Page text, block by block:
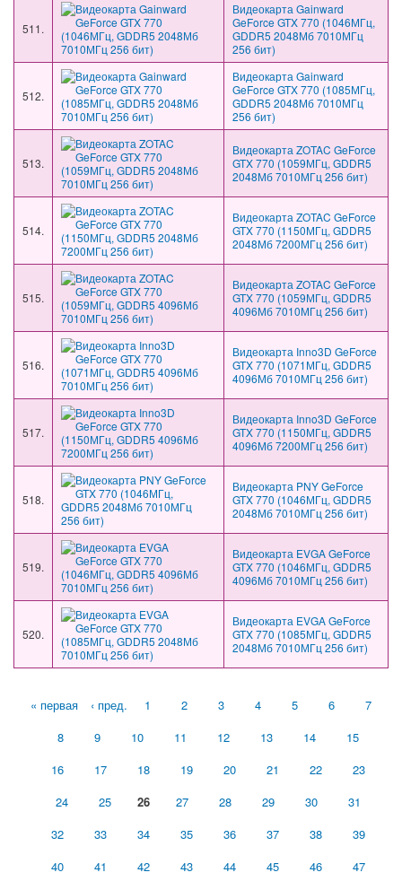
511.
Видеокарта Gainward
GeForce GTX 770 (1046МГц,
GDDR5 2048Мб 7010МГц
256 бит)
512.
Видеокарта Gainward
GeForce GTX 770 (1085МГц,
GDDR5 2048Мб 7010МГц
256 бит)
513.
Видеокарта ZOTAC GeForce
GTX 770 (1059МГц, GDDR5
2048Мб 7010МГц 256 бит)
514.
Видеокарта ZOTAC GeForce
GTX 770 (1150МГц, GDDR5
2048Мб 7200МГц 256 бит)
515.
Видеокарта ZOTAC GeForce
GTX 770 (1059МГц, GDDR5
4096Мб 7010МГц 256 бит)
516.
Видеокарта Inno3D GeForce
GTX 770 (1071МГц, GDDR5
4096Мб 7010МГц 256 бит)
517.
Видеокарта Inno3D GeForce
GTX 770 (1150МГц, GDDR5
4096Мб 7200МГц 256 бит)
518.
Видеокарта PNY GeForce
GTX 770 (1046МГц, GDDR5
2048Мб 7010МГц 256 бит)
519.
Видеокарта EVGA GeForce
GTX 770 (1046МГц, GDDR5
4096Мб 7010МГц 256 бит)
520.
Видеокарта EVGA GeForce
GTX 770 (1085МГц, GDDR5
2048Мб 7010МГц 256 бит)
Страницы
« первая ‹ пред. 1 2 3 4 5 6
7
8
9 10 11 12 13 14
15
16
17 18 19 20 21 22
23
24
25 26 27 28 29 30
31
32
33 34 35 36 37 38
39
40
41 42 43 44 45 46 47